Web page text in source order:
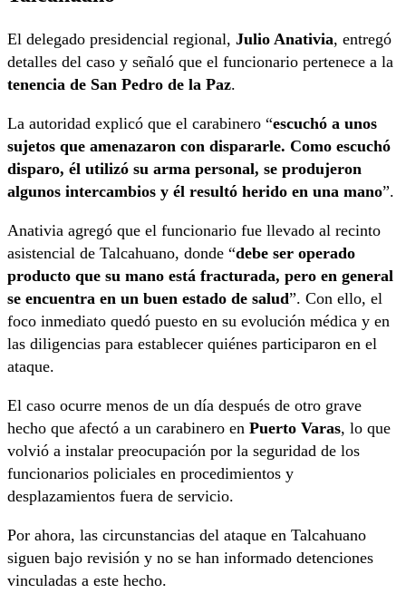
El delegado presidencial regional, Julio Anativia, entregó
detalles del caso y señaló que el funcionario pertenece a la
tenencia de San Pedro de la Paz.
La autoridad explicó que el carabinero “escuchó a unos
sujetos que amenazaron con dispararle. Como escuchó
disparo, él utilizó su arma personal, se produjeron
algunos intercambios y él resultó herido en una mano”.
Anativia agregó que el funcionario fue llevado al recinto
asistencial de Talcahuano, donde “debe ser operado
producto que su mano está fracturada, pero en general
se encuentra en un buen estado de salud”. Con ello, el
foco inmediato quedó puesto en su evolución médica y en
las diligencias para establecer quiénes participaron en el
ataque.
El caso ocurre menos de un día después de otro grave
hecho que afectó a un carabinero en Puerto Varas, lo que
volvió a instalar preocupación por la seguridad de los
funcionarios policiales en procedimientos y
desplazamientos fuera de servicio.
Por ahora, las circunstancias del ataque en Talcahuano
siguen bajo revisión y no se han informado detenciones
vinculadas a este hecho.